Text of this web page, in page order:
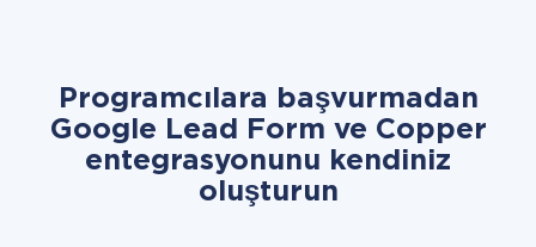
Programcılara başvurmadan
Google Lead Form ve Copper
entegrasyonunu kendiniz
oluşturun